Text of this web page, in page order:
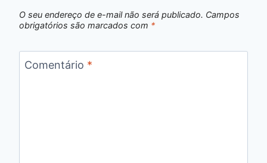
O seu endereço de e-mail não será publicado. Campos
obrigatórios são marcados com *
Comentário *